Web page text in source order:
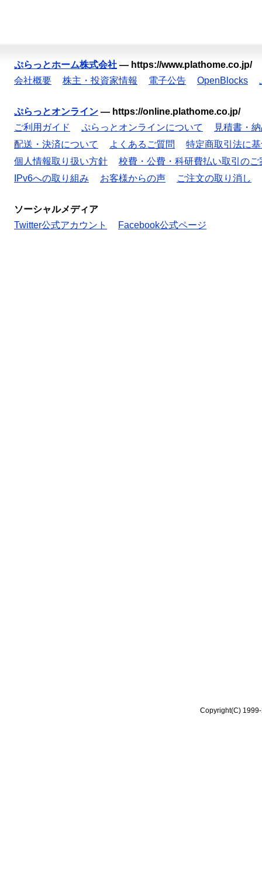
ぷらっとホーム株式会社 — https://www.plathome.co.jp/
会社概要
株主・投資家情報 電子公告 OpenBlocks
ぷらっとオンライン — https://online.plathome.co.jp/
ご利用ガイド
ぷらっとオンラインについて
見積書・
配送・決済について
よくあるご質問
特定商取引法に
個人情報取り扱い方針
校費・公費・科研費払い取引のご
IPv6への取り組み
お客様からの声 ご注文の取り消し
ソーシャルメディア
Twitter公式アカウント
Facebook公式ページ
Copyright(C)